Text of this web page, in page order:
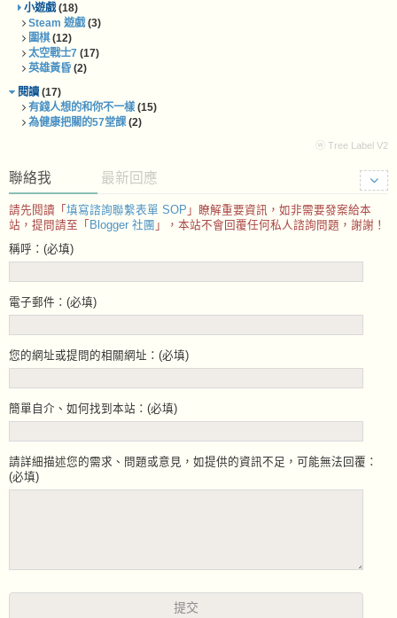
小遊戲(18)
Steam 遊戲(3)
圍棋(12)
太空戰士7 (17)
英雄黃昏 (2)
閱讀 (17)
有錢人想的和你不一樣(15)
為健康把關的57堂課 (2)
ⓦ Tree Label V2
聯絡我 最新回應
請先閱讀「 填寫諮詢聯繫表單 SOP 」瞭解重要資訊，如非需要發案給本
站，提問請至「 Blogger 社團 」，本站不會回覆任何私人諮詢問題，謝謝！
稱呼：(必填)
電子郵件：(必填)
您的網址或提問的相關網址：(必填)
簡單自介、如何找到本站：(必填)
請詳細描述您的需求、問題或意見，如提供的資訊不足，可能無法回覆：
(必填)